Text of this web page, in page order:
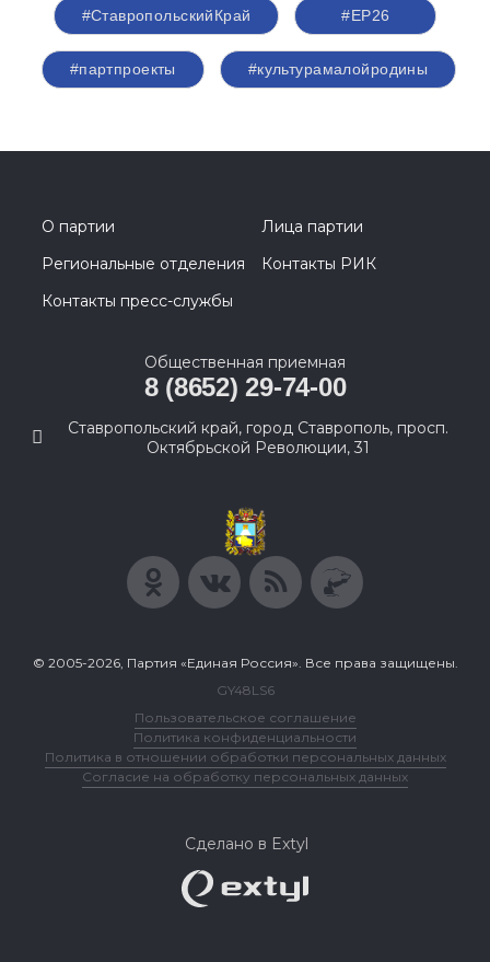
#СтавропольскийКрай #ЕР26
#партпроекты #культурамалойродины
О партии
Лица партии
Региональные отделения
Контакты РИК
Контакты пресс-службы
Общественная приемная
8 (8652) 29-74-00
Ставропольский край, город Ставрополь, просп.
Октябрьской Революции, 31
© 2005-2026, Партия «Единая Россия». Все права защищены.
GY48LS6
Пользовательское соглашение
Политика конфиденциальности
Политика в отношении обработки персональных данных
Согласие на обработку персональных данных
Сделано в Extyl